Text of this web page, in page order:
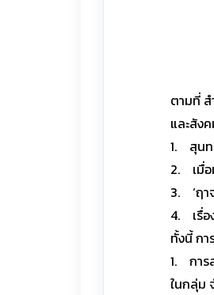
ตามที่
และสัง
1. สุนท
2. เมื่อ
3. ‘ฤา
4. เรื่อ
ทั้งนี้ ก
1. การ
ในกลุ่ม